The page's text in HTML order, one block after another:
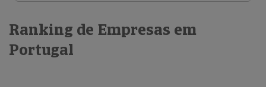
Ranking de Empresas em
Portugal